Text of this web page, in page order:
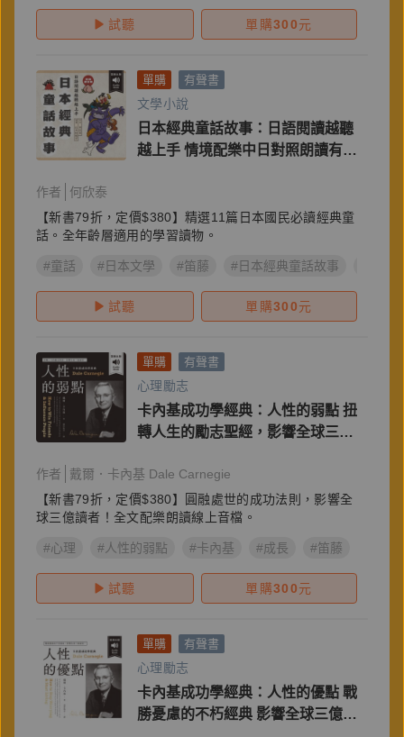
試聽 單購300元
單購 有聲書
文學小說
日本經典童話故事：日語閱讀越聽
越上手 情境配樂中日對照朗讀有聲
作者
何欣泰
【新書79折，定價$380】精選11篇日本國民必讀經典童
話。全年齡層適用的學習讀物。
#童話 #日本文學 #笛藤 #日本經典童話故事
試聽 單購300元
單購 有聲書
心理勵志
卡內基成功學經典：人性的弱點 扭
轉人生的勵志聖經，影響全球三億
作者
戴爾．卡內基 Dale Carnegie
【新書79折，定價$380】圓融處世的成功法則，影響全
球三億讀者！全文配樂朗讀線上音檔。
#心理 #人性的弱點 #卡內基 #成長 #笛藤
試聽 單購300元
單購 有聲書
心理勵志
卡內基成功學經典：人性的優點 戰
勝憂慮的不朽經典 影響全球三億讀